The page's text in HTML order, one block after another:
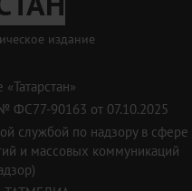
издание
ФС77-90163 от 07.10.2025
службой по надзору в сфере
и массовых коммуникаций